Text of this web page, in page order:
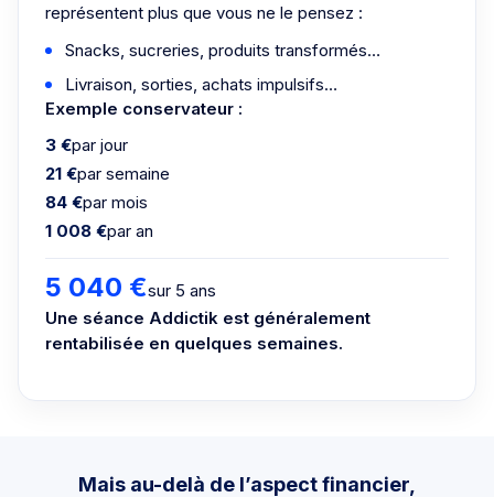
représentent plus que vous ne le pensez :
Snacks, sucreries, produits transformés…
Livraison, sorties, achats impulsifs…
Exemple conservateur :
3 €par jour
21 €par semaine
84 €par mois
1 008 €par an
5 040 €sur 5 ans
Une séance Addictik est généralement
rentabilisée en quelques semaines.
Mais au-delà de l’aspect financier,